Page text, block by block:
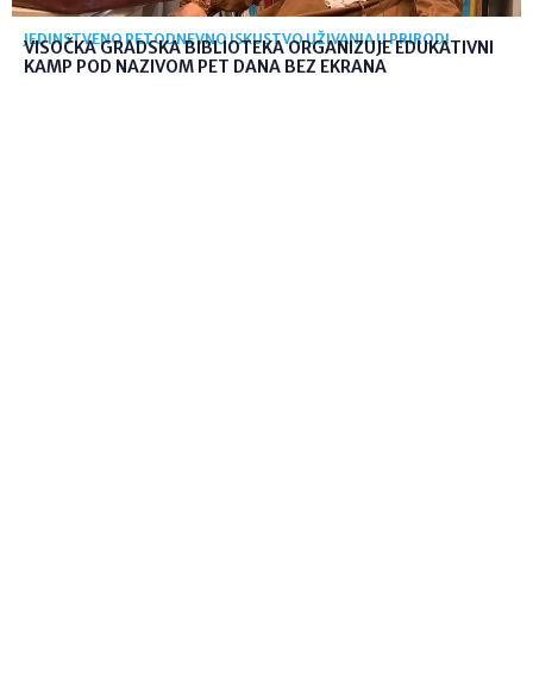
JEDINSTVENO PETODNEVNO ISKUSTVO UŽIVANJA U PRIRODI
VISOČKA GRADSKA BIBLIOTEKA ORGANIZUJE EDUKATIVNI
KAMP POD NAZIVOM PET DANA BEZ EKRANA